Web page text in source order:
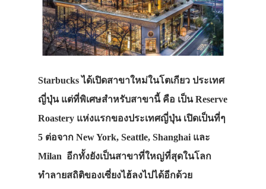
Starbucks ได้เปิดสาขาใหม่ในโตเกียว ประเทศ
ญี่ปุ่น แต่ที่พิเศษสำหรับสาขานี้ คือ เป็น Reserve
Roastery แห่งแรกของประเทศญี่ปุ่น เปิดเป็นที่ๆ
5 ต่อจาก New York, Seattle, Shanghai และ
Milan อีกทั้งยังเป็นสาขาที่ใหญ่ที่สุดในโลก
ทำลายสถิติของเซี่ยงไฮ้ลงไปได้อีกด้วย